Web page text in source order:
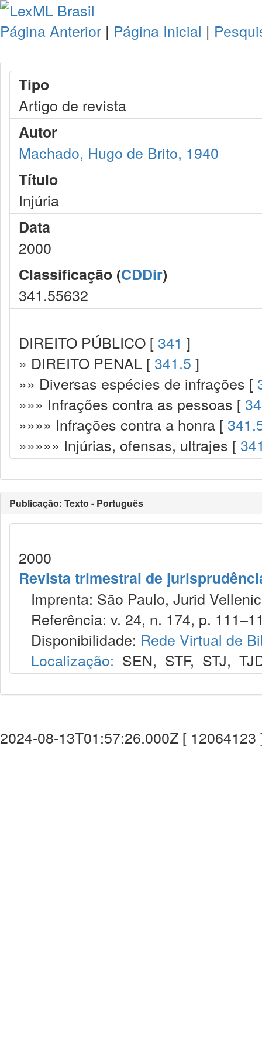
Página Anterior | Página Inicial |
Tipo
Artigo de revista
Autor
Machado, Hugo de Brito, 1940
Título
Injúria
Data
2000
Classificação (CDDir)
341.55632
DIREITO PÚBLICO [ 341 ]
» DIREITO PENAL [ 341.5 ]
»» Diversas espécies de infrações [
»»» Infrações contra as pessoas [
»»»» Infrações contra a honra [
»»»»» Injúrias, ofensas, ultrajes [
Publicação: Texto - Português
2000
Revista trimestral de
Imprenta: São Paulo, Jurid
Referência: v. 24, n. 174, p.
Disponibilidade: Rede Virtual de
Localização: SEN, STF, STJ,
2024-08-13T01:57:26.000Z [ 12064123